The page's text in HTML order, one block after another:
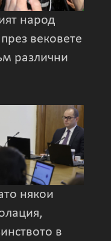
народ
вековете
различни
някои
в